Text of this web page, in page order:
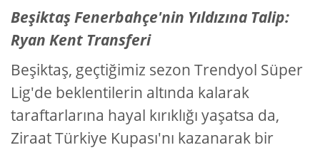
Beşiktaş Fenerbahçe'nin Yıldızına Talip:
Ryan Kent Transferi
Beşiktaş, geçtiğimiz sezon Trendyol Süper
Lig'de beklentilerin altında kalarak
taraftarlarına hayal kırıklığı yaşatsa da,
Ziraat Türkiye Kupası'nı kazanarak bir